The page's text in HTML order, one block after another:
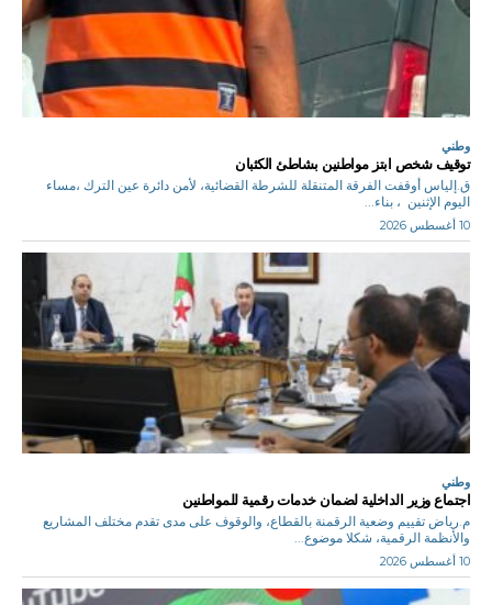
وطني
توقيف شخص ابتز مواطنين بشاطئ الكثبان
ق.إلياس أوقفت الفرقة المتنقلة للشرطة القضائية، لأمن دائرة عين الترك ،مساء
اليوم الإثنين ، بناء...
10 أغسطس 2026
وطني
اجتماع وزير الداخلية لضمان خدمات رقمية للمواطنين
م.رياض تقييم وضعية الرقمنة بالقطاع، والوقوف على مدى تقدم مختلف المشاريع
والأنظمة الرقمية، شكلا موضوع...
10 أغسطس 2026